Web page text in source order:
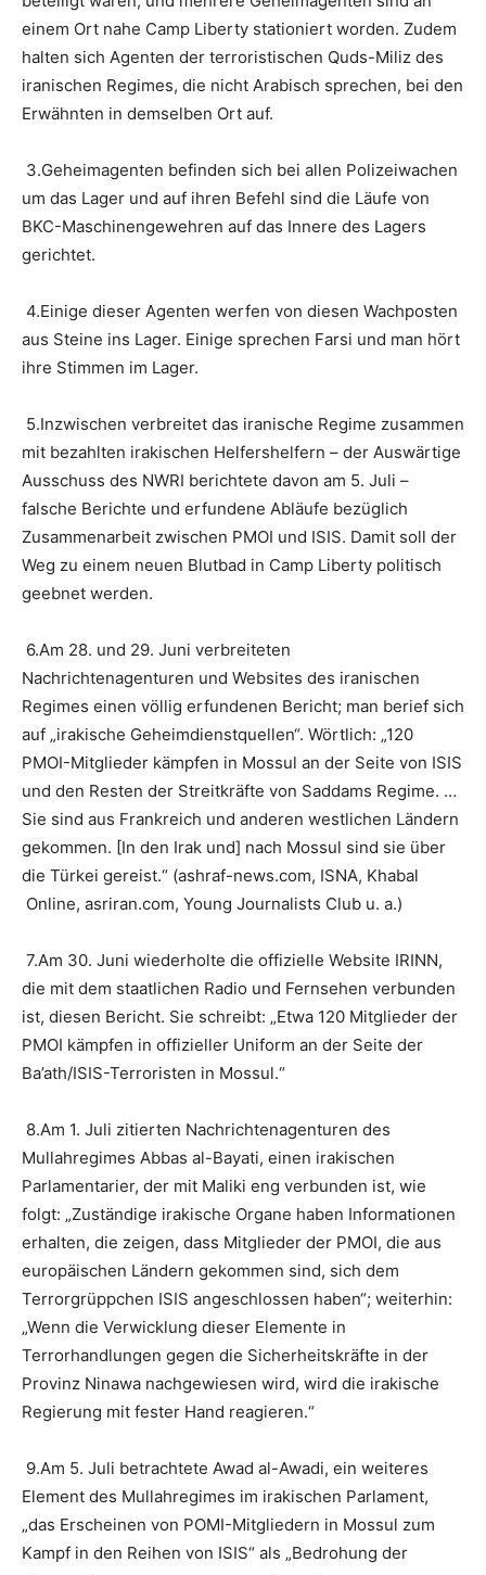
einem Ort nahe Camp Liberty stationiert worden. Zudem
halten sich Agenten der terroristischen Quds-Miliz des
iranischen Regimes, die nicht Arabisch sprechen, bei den
Erwähnten in demselben Ort auf.
3.Geheimagenten befinden sich bei allen Polizeiwachen
um das Lager und auf ihren Befehl sind die Läufe von
BKC-Maschinengewehren auf das Innere des Lagers
gerichtet.
4.Einige dieser Agenten werfen von diesen Wachposten
aus Steine ins Lager. Einige sprechen Farsi und man hört
ihre Stimmen im Lager.
5.Inzwischen verbreitet das iranische Regime zusammen
mit bezahlten irakischen Helfershelfern – der Auswärtige
Ausschuss des NWRI berichtete davon am 5. Juli –
falsche Berichte und erfundene Abläufe bezüglich
Zusammenarbeit zwischen PMOI und ISIS. Damit soll der
Weg zu einem neuen Blutbad in Camp Liberty politisch
geebnet werden.
6.Am 28. und 29. Juni verbreiteten
Nachrichtenagenturen und Websites des iranischen
Regimes einen völlig erfundenen Bericht; man berief sich
auf „irakische Geheimdienstquellen“. Wörtlich: „120
PMOI-Mitglieder kämpfen in Mossul an der Seite von ISIS
und den Resten der Streitkräfte von Saddams Regime. …
Sie sind aus Frankreich und anderen westlichen Ländern
gekommen. [In den Irak und] nach Mossul sind sie über
die Türkei gereist.“ (ashraf-news.com, ISNA, Khabal
Online, asriran.com, Young Journalists Club u. a.)
7.Am 30. Juni wiederholte die offizielle Website IRINN,
die mit dem staatlichen Radio und Fernsehen verbunden
ist, diesen Bericht. Sie schreibt: „Etwa 120 Mitglieder der
PMOI kämpfen in offizieller Uniform an der Seite der
Ba’ath/ISIS-Terroristen in Mossul.“
8.Am 1. Juli zitierten Nachrichtenagenturen des
Mullahregimes Abbas al-Bayati, einen irakischen
Parlamentarier, der mit Maliki eng verbunden ist, wie
folgt: „Zuständige irakische Organe haben Informationen
erhalten, die zeigen, dass Mitglieder der PMOI, die aus
europäischen Ländern gekommen sind, sich dem
Terrorgrüppchen ISIS angeschlossen haben“; weiterhin:
„Wenn die Verwicklung dieser Elemente in
Terrorhandlungen gegen die Sicherheitskräfte in der
Provinz Ninawa nachgewiesen wird, wird die irakische
Regierung mit fester Hand reagieren.“
9.Am 5. Juli betrachtete Awad al-Awadi, ein weiteres
Element des Mullahregimes im irakischen Parlament,
„das Erscheinen von POMI-Mitgliedern in Mossul zum
Kampf in den Reihen von ISIS“ als „Bedrohung der